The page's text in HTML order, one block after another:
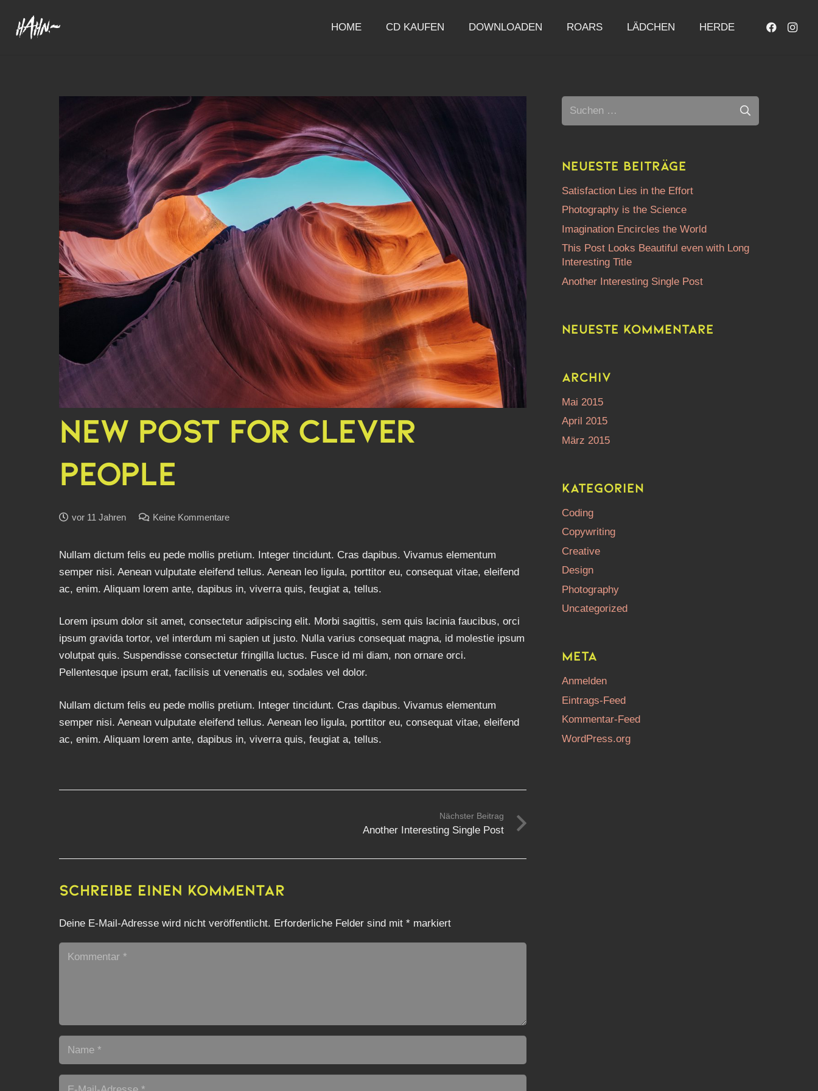
HOME CD KAUFEN DOWNLOADEN ROARS LÄDCHEN HERDE
NEW POST FOR CLEVER
PEOPLE
vor 11 Jahren Keine Kommentare
Nullam dictum felis eu pede mollis pretium. Integer tincidunt. Cras dapibus. Vivamus elementum
semper nisi. Aenean vulputate eleifend tellus. Aenean leo ligula, porttitor eu, consequat vitae, eleifend
ac, enim. Aliquam lorem ante, dapibus in, viverra quis, feugiat a, tellus.
Lorem ipsum dolor sit amet, consectetur adipiscing elit. Morbi sagittis, sem quis lacinia faucibus, orci
ipsum gravida tortor, vel interdum mi sapien ut justo. Nulla varius consequat magna, id molestie ipsum
volutpat quis. Suspendisse consectetur fringilla luctus. Fusce id mi diam, non ornare orci.
Pellentesque ipsum erat, facilisis ut venenatis eu, sodales vel dolor.
Nullam dictum felis eu pede mollis pretium. Integer tincidunt. Cras dapibus. Vivamus elementum
semper nisi. Aenean vulputate eleifend tellus. Aenean leo ligula, porttitor eu, consequat vitae, eleifend
ac, enim. Aliquam lorem ante, dapibus in, viverra quis, feugiat a, tellus.
Nächster Beitrag
Another Interesting Single Post
Schreibe einen Kommentar
Deine E-Mail-Adresse wird nicht veröffentlicht. Erforderliche Felder sind mit * markiert
Suchen
nach:
Neueste Beiträge
Satisfaction Lies in the Effort
Photography is the Science
Imagination Encircles the World
This Post Looks Beautiful even with Long
Interesting Title
Another Interesting Single Post
Neueste Kommentare
Archiv
Mai 2015
April 2015
März 2015
Kategorien
Coding
Copywriting
Creative
Design
Photography
Uncategorized
Meta
Anmelden
Eintrags-Feed
Kommentar-Feed
WordPress.org